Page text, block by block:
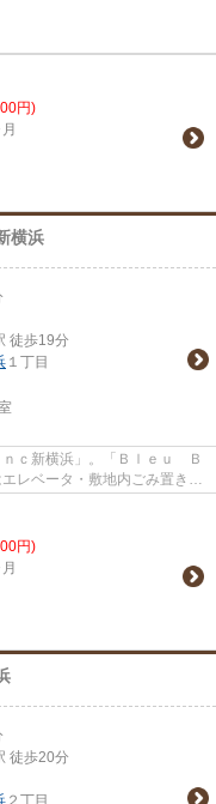
円)
横浜
徒歩19分
１丁目
ｃ新横浜」。「Ｂｌｅｕ Ｂ
レベータ・敷地内ごみ置き場
円)
徒歩20分
２丁目